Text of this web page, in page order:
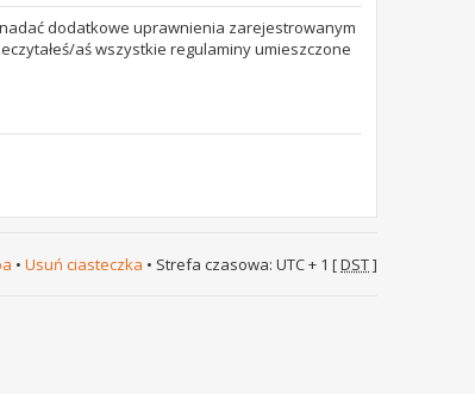
dodatkowe uprawnienia zarejestrowanym
aś wszystkie regulaminy umieszczone
• Usuń ciasteczka • Strefa czasowa: UTC + 1 [DST]